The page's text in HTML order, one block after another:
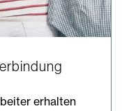
erhalten